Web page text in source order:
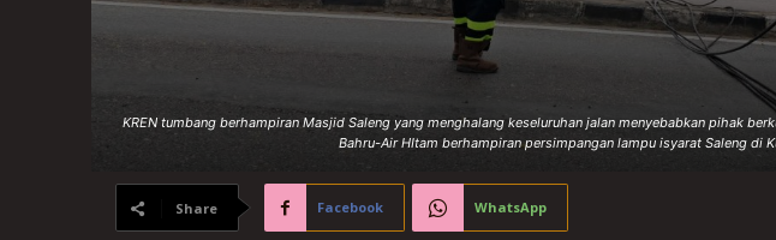
KREN tumbang berhampiran Masjid Saleng yang menghalang keseluruhan jalan menyebabkan pihak
Bahru-Air HItam berhampiran persimpangan lampu isyarat Saleng di
Share Facebook WhatsApp